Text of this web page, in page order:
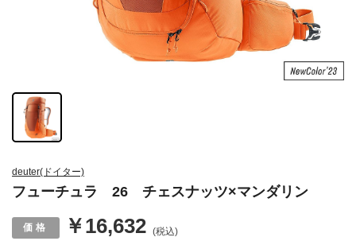
deuter(ドイター)
フューチュラ 26 チェスナッツ×マンダリン
￥16,632 (税込)